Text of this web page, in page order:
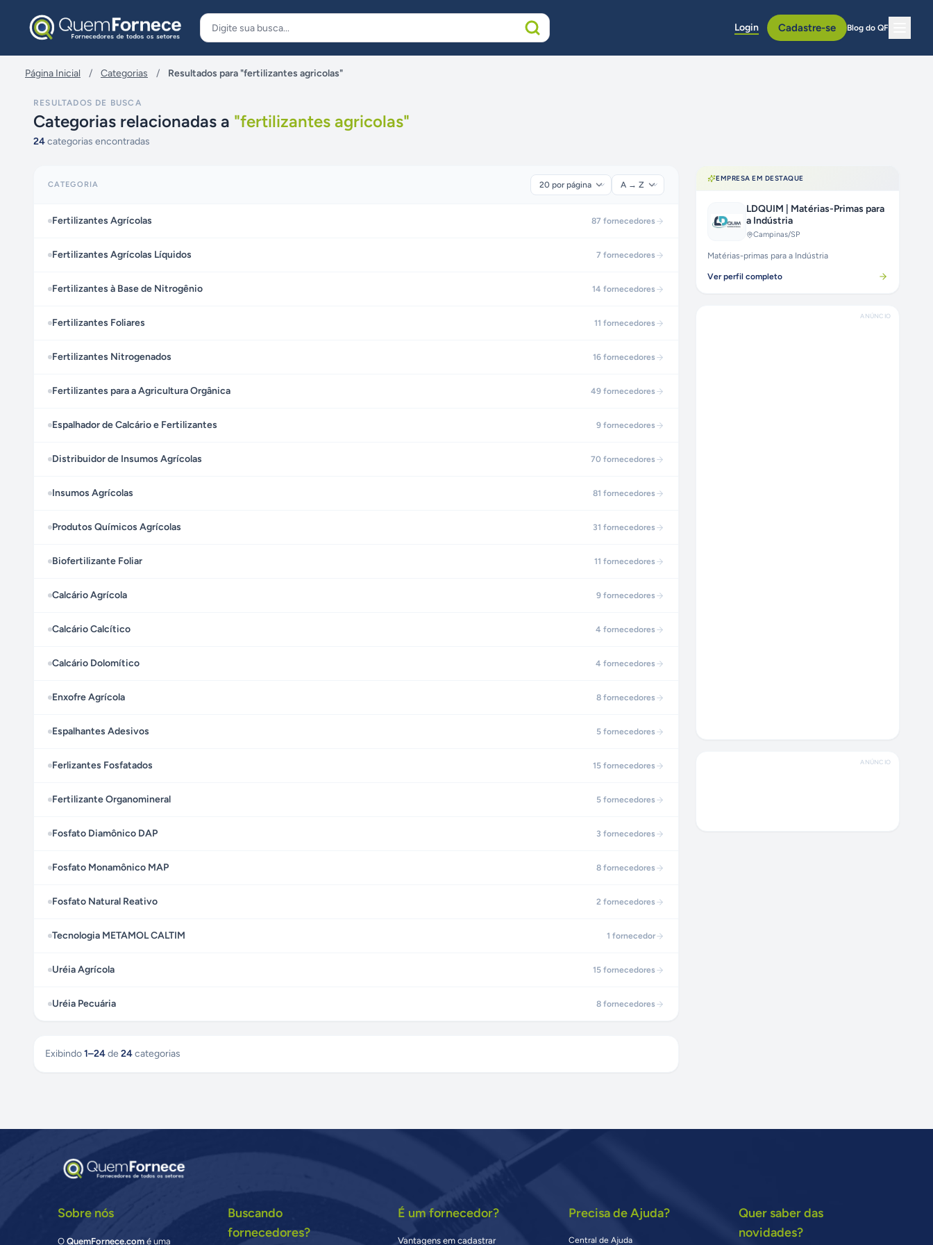
Login Cadastre-se Blog do QF
Página Inicial / Categorias / Resultados para "fertilizantes agricolas"
RESULTADOS DE BUSCA
Categorias relacionadas a "fertilizantes agricolas"
24categorias encontradas
CATEGORIA
Fertilizantes Agrícolas 87 fornecedores
Fertilizantes Agrícolas Líquidos 7 fornecedores
Fertilizantes à Base de Nitrogênio 14 fornecedores
Fertilizantes Foliares 11 fornecedores
Fertilizantes Nitrogenados 16 fornecedores
Fertilizantes para a Agricultura Orgânica 49 fornecedores
Espalhador de Calcário e Fertilizantes 9 fornecedores
Distribuidor de Insumos Agrícolas 70 fornecedores
Insumos Agrícolas 81 fornecedores
Produtos Químicos Agrícolas 31 fornecedores
Biofertilizante Foliar 11 fornecedores
Calcário Agrícola 9 fornecedores
Calcário Calcítico 4 fornecedores
Calcário Dolomítico 4 fornecedores
Enxofre Agrícola 8 fornecedores
Espalhantes Adesivos 5 fornecedores
Ferlizantes Fosfatados 15 fornecedores
Fertilizante Organomineral 5 fornecedores
Fosfato Diamônico DAP 3 fornecedores
Fosfato Monamônico MAP 8 fornecedores
Fosfato Natural Reativo 2 fornecedores
Tecnologia METAMOL CALTIM 1 fornecedor
Uréia Agrícola 15 fornecedores
Uréia Pecuária 8 fornecedores
Exibindo1–24de 24categorias
EMPRESA EM DESTAQUE
LDQUIM | Matérias-Primas para
a Indústria
Campinas/SP
Matérias-primas para a Indústria
Ver perfil completo
ANÚNCIO
ANÚNCIO
Sobre nós
OQuemFornece.com é uma
Buscando
fornecedores?
É um fornecedor?
Vantagens em cadastrar
Precisa de Ajuda?
Central de Ajuda
Quer saber das
novidades?